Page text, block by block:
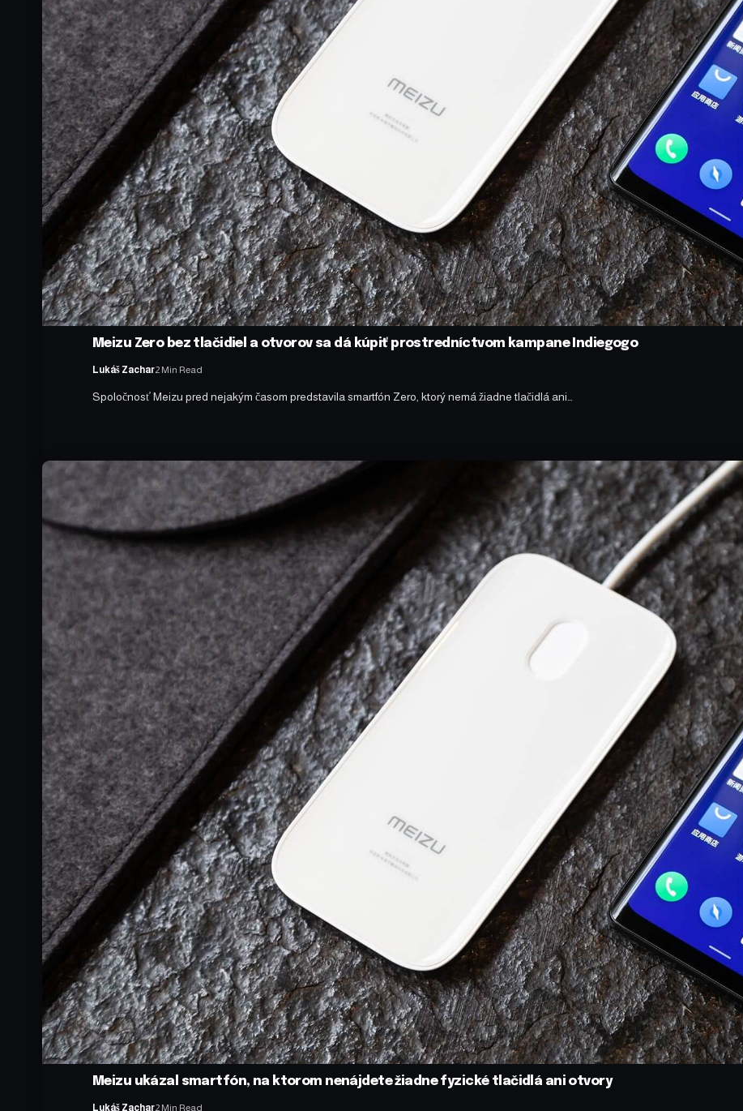
Meizu Zero bez tlačidiel a otvorov sa dá kúpiť prostredníctvom kampane Indiegogo
Lukáš Zachar2 Min Read
Spoločnosť Meizu pred nejakým časom predstavila smartfón Zero, ktorý nemá žiadne tlačidlá ani…
Meizu ukázal smartfón, na ktorom nenájdete žiadne fyzické tlačidlá ani otvory
Lukáš Zachar2 Min Read